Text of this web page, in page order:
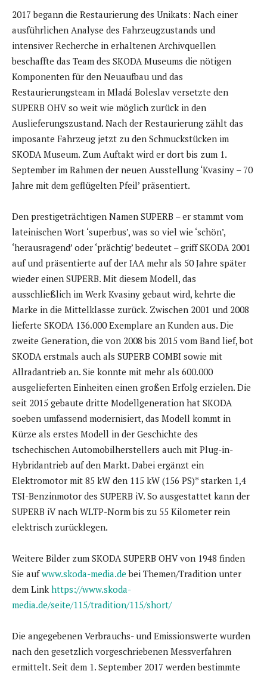
2017 begann die Restaurierung des Unikats: Nach einer
ausführlichen Analyse des Fahrzeugzustands und
intensiver Recherche in erhaltenen Archivquellen
beschaffte das Team des SKODA Museums die nötigen
Komponenten für den Neuaufbau und das
Restaurierungsteam in Mladá Boleslav versetzte den
SUPERB OHV so weit wie möglich zurück in den
Auslieferungszustand. Nach der Restaurierung zählt das
imposante Fahrzeug jetzt zu den Schmuckstücken im
SKODA Museum. Zum Auftakt wird er dort bis zum 1.
September im Rahmen der neuen Ausstellung ‘Kvasiny – 70
Jahre mit dem geflügelten Pfeil’ präsentiert.
Den prestigeträchtigen Namen SUPERB – er stammt vom
lateinischen Wort ‘superbus’, was so viel wie ‘schön’,
‘herausragend’ oder ‘prächtig’ bedeutet – griff SKODA 2001
auf und präsentierte auf der IAA mehr als 50 Jahre später
wieder einen SUPERB. Mit diesem Modell, das
ausschließlich im Werk Kvasiny gebaut wird, kehrte die
Marke in die Mittelklasse zurück. Zwischen 2001 und 2008
lieferte SKODA 136.000 Exemplare an Kunden aus. Die
zweite Generation, die von 2008 bis 2015 vom Band lief, bot
SKODA erstmals auch als SUPERB COMBI sowie mit
Allradantrieb an. Sie konnte mit mehr als 600.000
ausgelieferten Einheiten einen großen Erfolg erzielen. Die
seit 2015 gebaute dritte Modellgeneration hat SKODA
soeben umfassend modernisiert, das Modell kommt in
Kürze als erstes Modell in der Geschichte des
tschechischen Automobilherstellers auch mit Plug-in-
Hybridantrieb auf den Markt. Dabei ergänzt ein
Elektromotor mit 85 kW den 115 kW (156 PS)* starken 1,4
TSI-Benzinmotor des SUPERB iV. So ausgestattet kann der
SUPERB iV nach WLTP-Norm bis zu 55 Kilometer rein
elektrisch zurücklegen.
Weitere Bilder zum SKODA SUPERB OHV von 1948 finden
Sie aufwww.skoda-media.de bei Themen/Tradition unter
dem Link https://www.skoda-
media.de/seite/115/tradition/115/short/
Die angegebenen Verbrauchs- und Emissionswerte wurden
nach den gesetzlich vorgeschriebenen Messverfahren
ermittelt. Seit dem 1. September 2017 werden bestimmte